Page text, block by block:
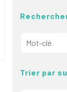
Trier par